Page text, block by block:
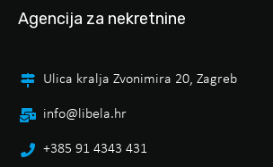
Agencija za nekretnine
Ulica kralja Zvonimira 20, Zagreb
info@libela.hr
+385 91 4343 431